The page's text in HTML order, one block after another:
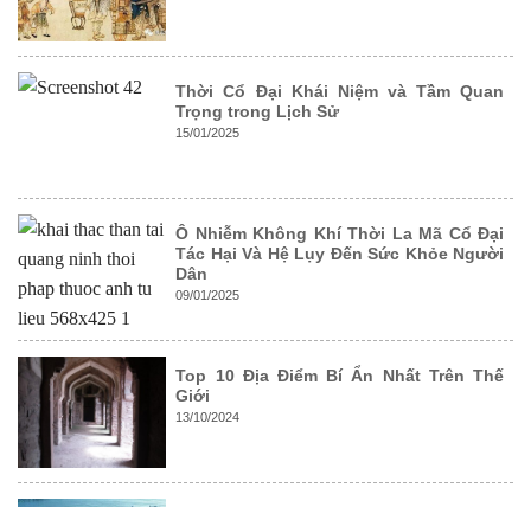
Thời Cổ Đại Khái Niệm và Tầm Quan
Trọng trong Lịch Sử
15/01/2025
Ô Nhiễm Không Khí Thời La Mã Cổ Đại
Tác Hại Và Hệ Lụy Đến Sức Khỏe Người
Dân
09/01/2025
Top 10 Địa Điểm Bí Ẩn Nhất Trên Thế
Giới
13/10/2024